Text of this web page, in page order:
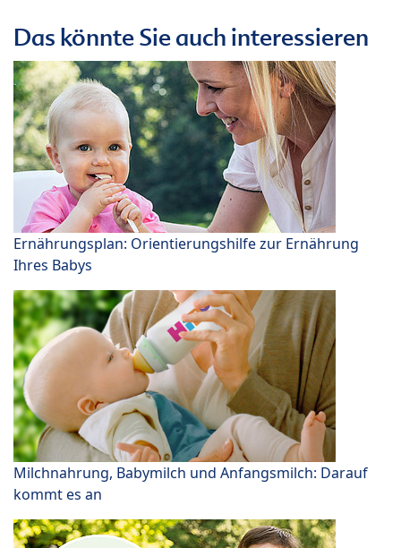
Das könnte Sie auch interessieren
Ernährungsplan: Orientierungshilfe zur Ernährung
Ihres Babys
Milchnahrung, Babymilch und Anfangsmilch: Darauf
kommt es an